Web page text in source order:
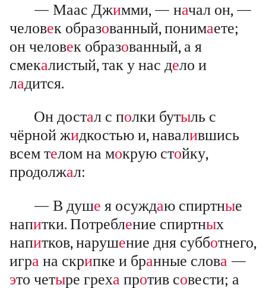
— Маас Джимми, — начал он, —
человек образованный, понимаете;
он человек образованный, а я
смекалистый, так у нас дело и
ладится.
Он достал с полки бутыль с
чёрной жидкостью и, навалившись
всем телом на мокрую стойку,
продолжал:
— В душе я осуждаю спиртные
напитки. Потребление спиртных
напитков, нарушение дня субботнего,
игра на скрипке и бранные слова —
это четыре греха против совести; а